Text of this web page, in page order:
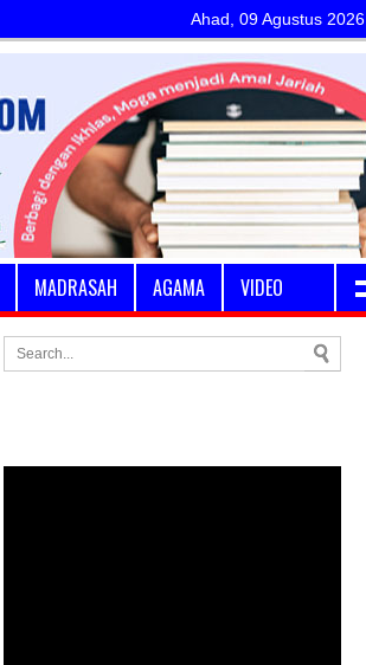
Ahad, 09 Agustus 2026
MADRASAH AGAMA VIDEO